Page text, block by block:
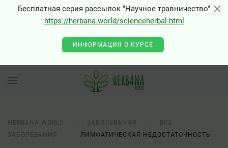
×
Бесплатная серия рассылок "Научное травничество"
https://herbana.world/scienceherbal.html
ИНФОРМАЦИЯ О КУРСЕ
HERBANA.WORLD ЗАБОЛЕВАНИЯ
ВСЕ
ЗАБОЛЕВАНИЯ
ЛИМФАТИЧЕСКАЯ НЕДОСТАТОЧНОСТЬ
×
0 - Class "Joomla\Input\Json" not found